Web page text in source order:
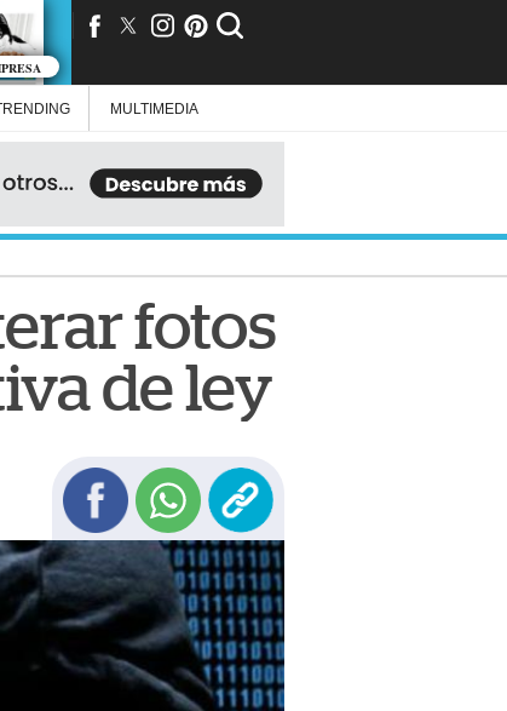
MULTIMEDIA
fotos
de ley